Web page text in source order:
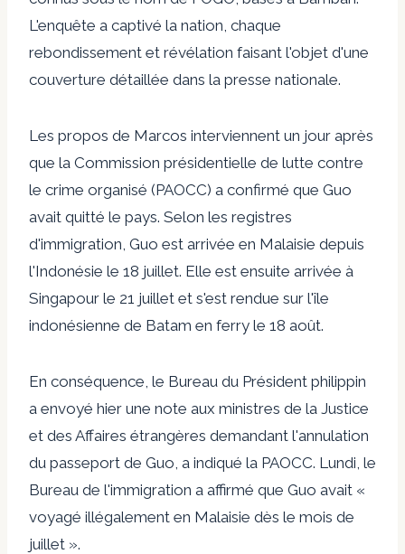
L'enquête a captivé la nation, chaque
rebondissement et révélation faisant l'objet d'une
couverture détaillée dans la presse nationale.
Les propos de Marcos interviennent un jour après
que la Commission présidentielle de lutte contre
le crime organisé (PAOCC) a confirmé que Guo
avait quitté le pays. Selon les registres
d'immigration, Guo est arrivée en Malaisie depuis
l'Indonésie le 18 juillet. Elle est ensuite arrivée à
Singapour le 21 juillet et s'est rendue sur l'île
indonésienne de Batam en ferry le 18 août.
En conséquence, le Bureau du Président philippin
a envoyé hier une note aux ministres de la Justice
et des Affaires étrangères demandant l'annulation
du passeport de Guo, a indiqué la PAOCC. Lundi, le
Bureau de l'immigration a affirmé que Guo avait «
voyagé illégalement en Malaisie dès le mois de
juillet ».